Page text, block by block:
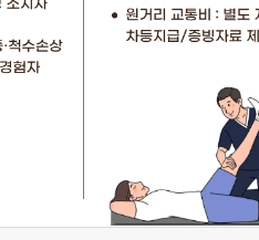
자세히보기